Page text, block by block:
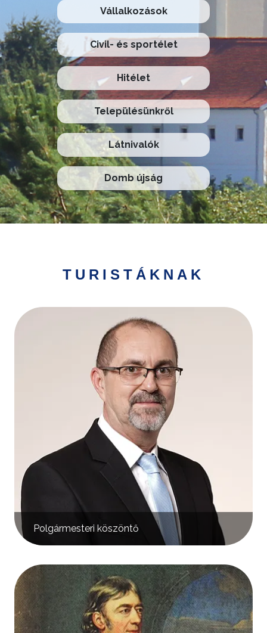
Vállalkozások
Civil- és sportélet
Hitélet
Településünkről
Látnivalók
Domb újság
TURISTÁKNAK
Polgármesteri köszöntő
Kép
Kép